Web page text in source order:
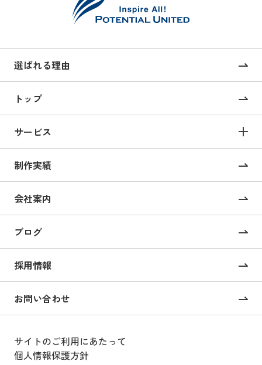
選ばれる理由
トップ
サービス
サービス TOP
サイト構築
コーポレートサイト制作
採用サイト制作
CMS構築・導入
オンライン校正ツール “UI Collabo”
Webコンサルティング
Webサイト運用支援
制作実績
会社案内
ブログ
採用情報
お問い合わせ
サイトのご利用にあたって
個人情報保護方針